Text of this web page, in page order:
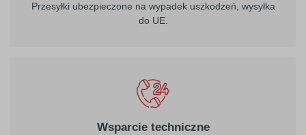
Przesyłki ubezpieczone na wypadek uszkodzeń, wysyłka
do UE.
Wsparcie techniczne